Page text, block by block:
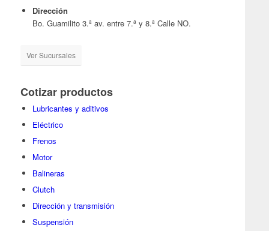
Dirección
Bo. Guamilito 3.ª av. entre 7.ª y 8.ª Calle NO.
Ver Sucursales
Cotizar productos
Lubricantes y aditivos
Eléctrico
Frenos
Motor
Balineras
Clutch
Dirección y transmisión
Suspensión